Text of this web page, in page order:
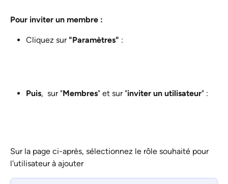
Pour inviter un membre :
Cliquez sur "Paramètres" :
Puis,  sur "Membres" et sur "inviter un utilisateur" :
Sur la page ci-après, sélectionnez le rôle souhaité pour
l'utilisateur à ajouter